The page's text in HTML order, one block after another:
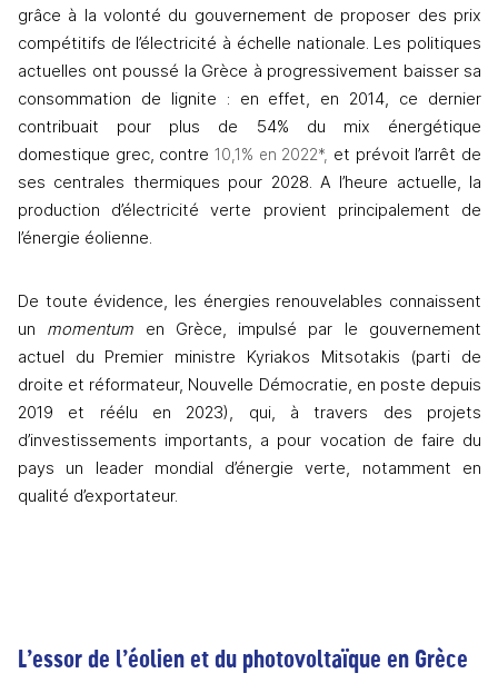
grâce à la volonté du gouvernement de proposer des prix
compétitifs de l’électricité à échelle nationale. Les politiques
actuelles ont poussé la Grèce à progressivement baisser sa
consommation de lignite : en effet, en 2014, ce dernier
contribuait pour plus de 54% du mix énergétique
domestique grec, contre 10,1% en 2022*, et prévoit l’arrêt de
ses centrales thermiques pour 2028. A l’heure actuelle, la
production d’électricité verte provient principalement de
l’énergie éolienne.
De toute évidence, les énergies renouvelables connaissent
un momentum en Grèce, impulsé par le gouvernement
actuel du Premier ministre Kyriakos Mitsotakis (parti de
droite et réformateur, Nouvelle Démocratie, en poste depuis
2019 et réélu en 2023), qui, à travers des projets
d’investissements importants, a pour vocation de faire du
pays un leader mondial d’énergie verte, notamment en
qualité d’exportateur.
L’essor de l’éolien et du photovoltaïque en Grèce